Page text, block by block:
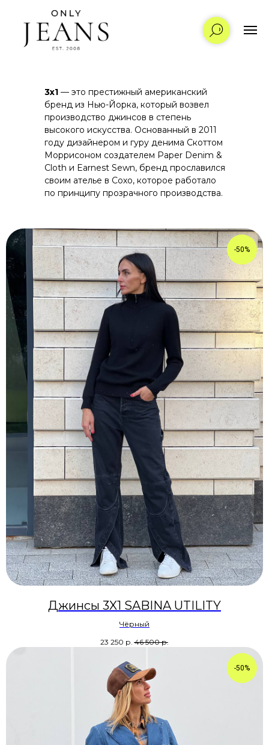
3x1 — это престижный американский
бренд из Нью-Йорка, который возвел
производство джинсов в степень
высокого искусства. Основанный в 2011
году дизайнером и гуру денима Скоттом
Моррисоном создателем Paper Denim &
Cloth и Earnest Sewn, бренд прославился
своим ателье в Сохо, которое работало
по принципу прозрачного производства.
-50%
Джинсы 3X1 SABINA UTILITY
Чёрный
23 250 р. 46 500 р.
-50%